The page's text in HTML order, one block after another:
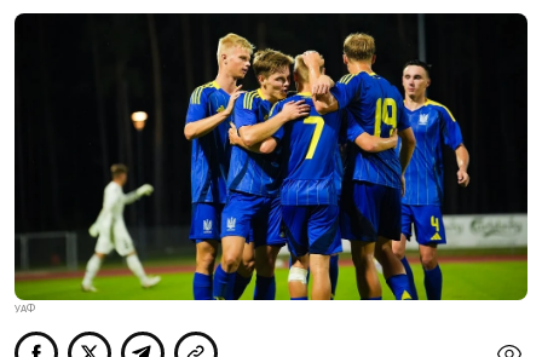
УАФ